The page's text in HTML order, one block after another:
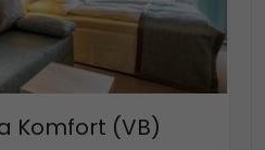
Komfort (VB)